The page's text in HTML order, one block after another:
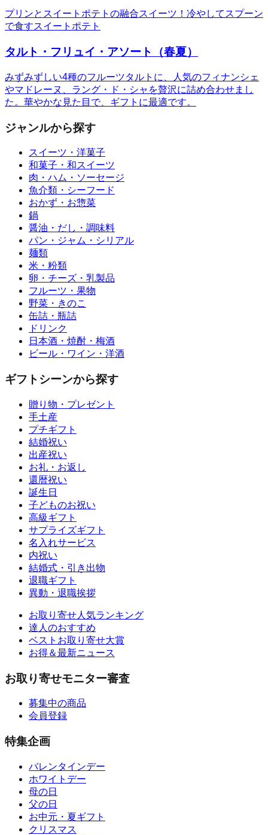
プリンとスイートポテトの融合スイーツ！冷やしてスプーン
で食すスイートポテト
タルト・フリュイ・アソート（春夏）
みずみずしい4種のフルーツタルトに、人気のフィナンシェ
やマドレーヌ、ラング・ド・シャを贅沢に詰め合わせまし
た。華やかな見た目で、ギフトに最適です。
ジャンルから探す
スイーツ・洋菓子
和菓子・和スイーツ
肉・ハム・ソーセージ
魚介類・シーフード
おかず・お惣菜
鍋
醤油・だし・調味料
パン・ジャム・シリアル
麺類
米・粉類
卵・チーズ・乳製品
フルーツ・果物
野菜・きのこ
缶詰・瓶詰
ドリンク
日本酒・焼酎・梅酒
ビール・ワイン・洋酒
ギフトシーンから探す
贈り物・プレゼント
手土産
プチギフト
結婚祝い
出産祝い
お礼・お返し
還暦祝い
誕生日
子どものお祝い
高級ギフト
サプライズギフト
名入れサービス
内祝い
結婚式・引き出物
退職ギフト
異動・退職挨拶
お取り寄せ人気ランキング
達人のおすすめ
ベストお取り寄せ大賞
お得＆最新ニュース
お取り寄せモニター審査
募集中の商品
会員登録
特集企画
バレンタインデー
ホワイトデー
母の日
父の日
お中元・夏ギフト
クリスマス